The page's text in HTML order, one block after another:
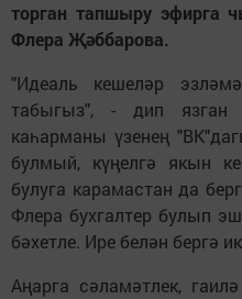
торган тапшыру эфирга
Флера Җәббарова.
"Идеаль кешеләр
табыгыз", - дип язган
каһарманы үзенең
булмый, күңелгә якын
булуга карамастан да
Флера бухгалтер булып
бәхетле. Ире белән бергә
Аңарга сәламәтлек,